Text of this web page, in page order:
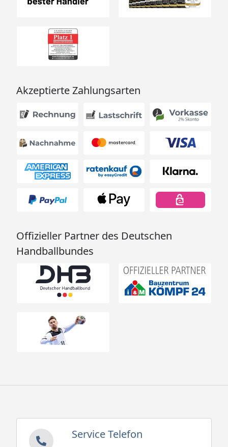
Akzeptierte Zahlungsarten
Offizieller Partner des Deutschen
Handballbundes
Service Telefon